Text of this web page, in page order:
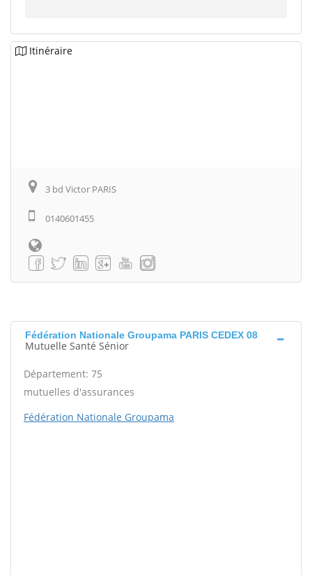
Itinéraire
3 bd Victor PARIS
0140601455
Fédération Nationale Groupama PARIS CEDEX 08
Mutuelle Santé Sénior
Département: 75
mutuelles d'assurances
Fédération Nationale Groupama